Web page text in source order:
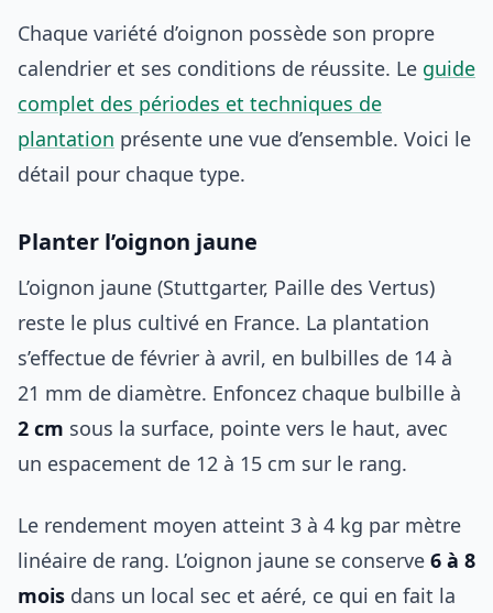
Chaque variété d’oignon possède son propre
calendrier et ses conditions de réussite. Le guide
complet des périodes et techniques de
plantation présente une vue d’ensemble. Voici le
détail pour chaque type.
Planter l’oignon jaune
L’oignon jaune (Stuttgarter, Paille des Vertus)
reste le plus cultivé en France. La plantation
s’effectue de février à avril, en bulbilles de 14 à
21 mm de diamètre. Enfoncez chaque bulbille à
2 cm sous la surface, pointe vers le haut, avec
un espacement de 12 à 15 cm sur le rang.
Le rendement moyen atteint 3 à 4 kg par mètre
linéaire de rang. L’oignon jaune se conserve 6 à 8
mois dans un local sec et aéré, ce qui en fait la